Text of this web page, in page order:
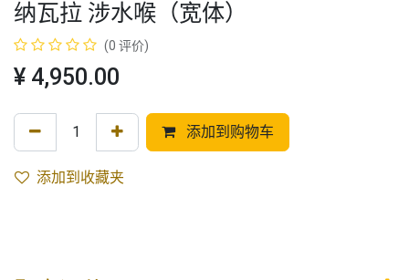
纳瓦拉 涉水喉（宽体）
(0 评价)
¥ 4,950.00
添加到购物车
添加到收藏夹